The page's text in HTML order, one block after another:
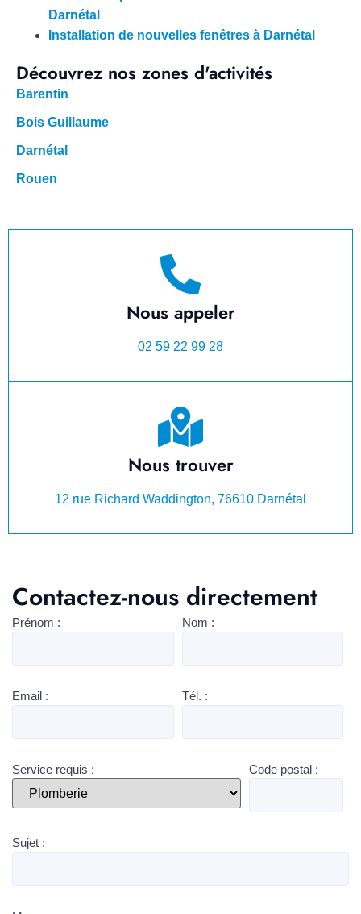
Darnétal
Installation de nouvelles fenêtres à Darnétal
Découvrez nos zones d'activités
Barentin
Bois Guillaume
Darnétal
Rouen
Nous appeler
02 59 22 99 28
Nous trouver
12 rue Richard Waddington, 76610 Darnétal
Contactez-nous directement
Prénom : Nom :
Email : Tél. :
Service requis : Code postal :
Sujet :